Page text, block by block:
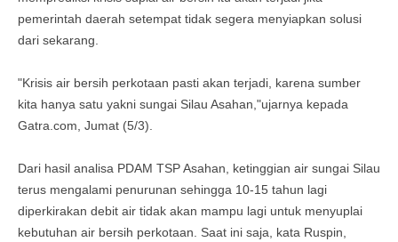
pemerintah daerah setempat tidak segera menyiapkan solusi
dari sekarang.
"Krisis air bersih perkotaan pasti akan terjadi, karena sumber
kita hanya satu yakni sungai Silau Asahan,"ujarnya kepada
Gatra.com, Jumat (5/3).
Dari hasil analisa PDAM TSP Asahan, ketinggian air sungai Silau
terus mengalami penurunan sehingga 10-15 tahun lagi
diperkirakan debit air tidak akan mampu lagi untuk menyuplai
kebutuhan air bersih perkotaan. Saat ini saja, kata Ruspin,